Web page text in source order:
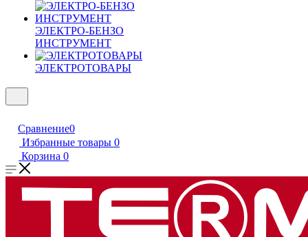
ЭЛЕКТРО-БЕНЗО
ИНСТРУМЕНТ
ЭЛЕКТРОТОВАРЫ
Сравнение0
Избранные товары 0
Корзина 0